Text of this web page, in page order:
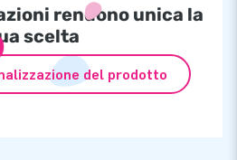
rendono unica la
scelta
del prodotto